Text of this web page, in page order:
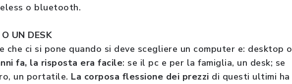
o bluetooth.
UN DESK
che ci si pone quando si deve scegliere un computer e: desktop o
fa, la risposta era facile: se il pc e per la famiglia, un desk; se
un portatile. La corposa flessione dei prezzi di questi ultimi ha